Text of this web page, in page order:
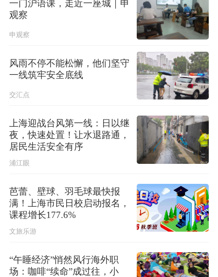
公安部网安局再次公布15起涉汛涉灾
→
一门沪语课，走近一座城｜申
观察
申观察
风雨不停不能松懈，他们坚守
一线筑牢安全底线
交汇点
上海迎战台风第一线：日以继
夜，快速处置！让水退路通，
居民生活安全有序
浦江眼
芭蕾、壁球、羽毛球最快报
满！上海市民日校启动报名，
课程增长177.6%
文旅乐游
“午睡经济”悄然风行海外职
场：咖啡“续命”成过往，小